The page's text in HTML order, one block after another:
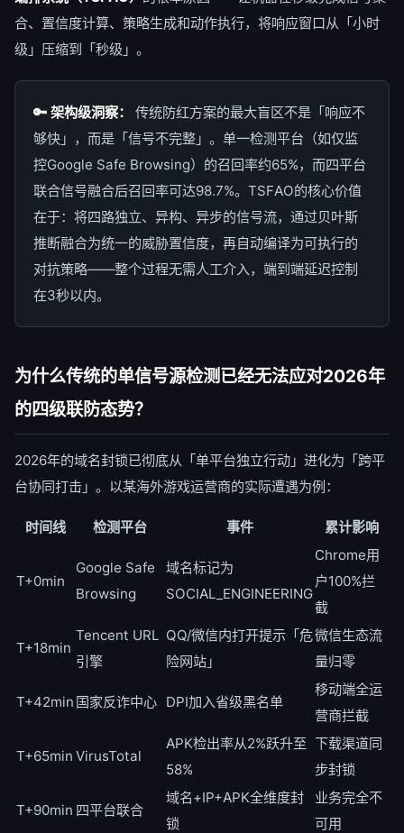
合、置信度计算、策略生成和动作执行，将响应窗口从「小时
级」压缩到「秒级」。
🔑 架构级洞察：
传统防红方案的最大盲区不是「响应不
够快」，而是「信号不完整」。单一检测平台（如仅监
控Google Safe Browsing）的召回率约65%，而四平台
联合信号融合后召回率可达98.7%。TSFAO的核心价值
在于：将四路独立、异构、异步的信号流，通过贝叶斯
推断融合为统一的威胁置信度，再自动编译为可执行的
对抗策略——整个过程无需人工介入，端到端延迟控制
在3秒以内。
为什么传统的单信号源检测已经无法应对2026年
的四级联防态势？
2026年的域名封锁已彻底从「单平台独立行动」进化为「跨平
台协同打击」。以某海外游戏运营商的实际遭遇为例：
时间线 检测平台 事件 累计影响
T+0min
Google Safe
Browsing
域名标记为
SOCIAL_ENGINEERING
Chrome用
户100%拦
截
T+18min
Tencent URL
引擎
QQ/微信内打开提示「危
险网站」
微信生态流
量归零
T+42min 国家反诈中心 DPI加入省级黑名单
移动端全运
营商拦截
T+65min VirusTotal
APK检出率从2%跃升至
58%
下载渠道同
步封锁
T+90min 四平台联合
域名+IP+APK全维度封
锁
业务完全不
可用